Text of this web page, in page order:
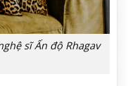
sĩ Ấn độ Rhagav